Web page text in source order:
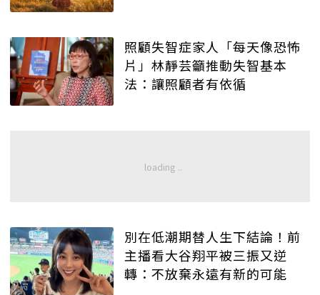
照顧失智症家人「每天像恐怖
片」林靜芸籲推動失智基本
法：讓照顧者有依循
別在低潮期替人生下結論！前
主播看大谷翔平被三振又逆
轉：不放棄永遠有新的可能